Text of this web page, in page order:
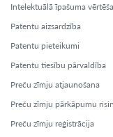
Intelektuālā īpašuma
Patentu aizsardzība
Patentu pieteikumi
Patentu tiesību pārvaldība
Preču zīmju atjaunošana
Preču zīmju pārkāpumu
Preču zīmju reģistrācija